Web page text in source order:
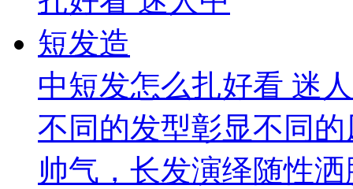
中短发怎么扎好看 迷
不同的发型彰显不同
帅气，长发演绎随性